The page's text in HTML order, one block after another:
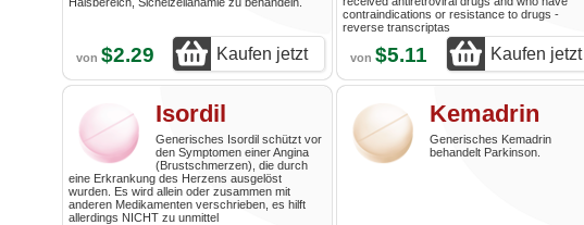
von $2.29 Kaufen jetzt
contraindications or resistance to drugs -
reverse transcriptas
von $5.11 Kaufen jetzt
Isordil
Generisches Isordil schützt vor
den Symptomen einer Angina
(Brustschmerzen), die durch
eine Erkrankung des Herzens ausgelöst
wurden. Es wird allein oder zusammen mit
anderen Medikamenten verschrieben, es hilft
allerdings NICHT zu unmittel
Kemadrin
Generisches Kemadrin
behandelt Parkinson.